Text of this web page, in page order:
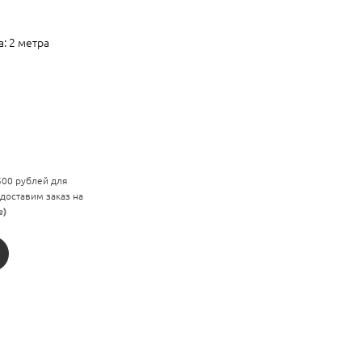
2 метра
рублей для
заказ на